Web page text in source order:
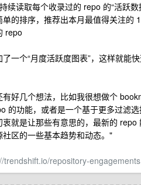
续读取每个收录过的 repo 的“活跃
的排序，推荐出本月最值得关注
repo
一个“月度活跃度图表”，这样就能
好几个想法，比如我很想做个
的功能，或者是一个基于更多过滤
就是让那些有意思的，最新的
区的一些基本趋势和动态。"
trendshift.io/repository-engagements